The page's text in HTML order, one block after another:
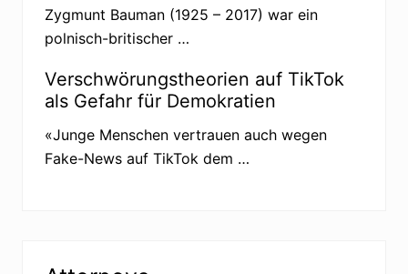
i
e
T
y
l
o
G
r
e
Zygmunt Bauman (1925 – 2017) war ein
polnisch-britischer …
Verschwörungstheorien auf TikTok
als Gefahr für Demokratien
«Junge Menschen vertrauen auch wegen
Fake-News auf TikTok dem …